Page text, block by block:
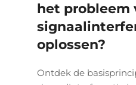
het probleem
oplossen?
Ontdek de